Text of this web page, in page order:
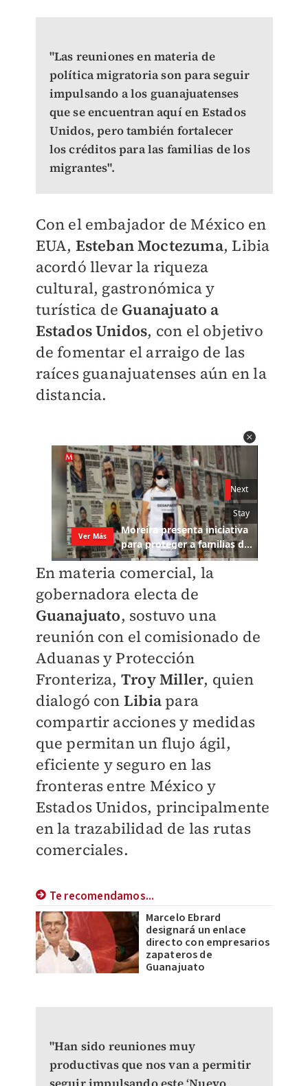
"Las reuniones en materia de
política migratoria son para seguir
impulsando a los guanajuatenses
que se encuentran aquí en Estados
Unidos, pero también fortalecer
los créditos para las familias de los
migrantes".
Con el embajador de México en
EUA, Esteban Moctezuma, Libia
acordó llevar la riqueza
cultural, gastronómica y
turística de Guanajuato a
Estados Unidos, con el objetivo
de fomentar el arraigo de las
raíces guanajuatenses aún en la
distancia.
En materia comercial, la
gobernadora electa de
Guanajuato, sostuvo una
reunión con el comisionado de
Aduanas y Protección
Fronteriza, Troy Miller, quien
dialogó con Libiapara
compartir acciones y medidas
que permitan un flujo ágil,
eficiente y seguro en las
fronteras entre México y
Estados Unidos, principalmente
en la trazabilidad de las rutas
comerciales.
Te recomendamos...
Marcelo Ebrard
designará un enlace
directo con empresarios
zapateros de
Guanajuato
"Han sido reuniones muy
productivas que nos van a permitir